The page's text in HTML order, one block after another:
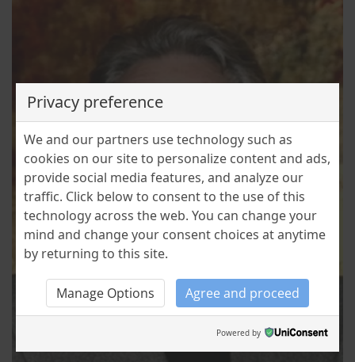
Privacy preference
We and our partners use technology such as
cookies on our site to personalize content and ads,
provide social media features, and analyze our
traffic. Click below to consent to the use of this
technology across the web. You can change your
mind and change your consent choices at anytime
by returning to this site.
Manage Options Agree and proceed
Powered by